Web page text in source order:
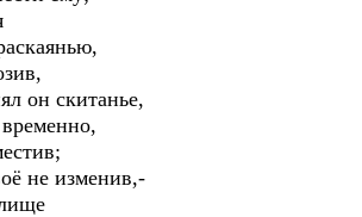
он скитанье,
не изменив,-